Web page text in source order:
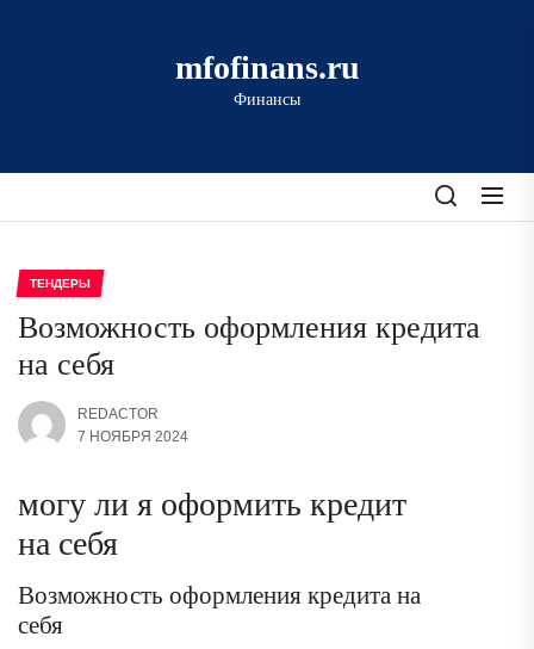
mfofinans.ru
Финансы
ТЕНДЕРЫ
Возможность оформления кредита
на себя
REDACTOR
7 НОЯБРЯ 2024
могу ли я оформить кредит
на себя
Возможность оформления кредита на
себя